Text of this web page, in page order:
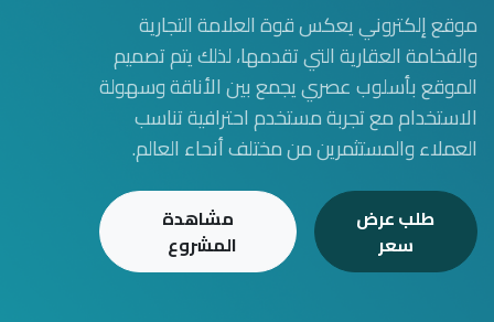
موقع إلكتروني يعكس قوة العلامة التجارية
والفخامة العقارية التي تقدمها، لذلك يتم تصميم
الموقع بأسلوب عصري يجمع بين الأناقة وسهولة
الاستخدام مع تجربة مستخدم احترافية تناسب
العملاء والمستثمرين من مختلف أنحاء العالم.
طلب عرض
سعر
مشاهدة
المشروع